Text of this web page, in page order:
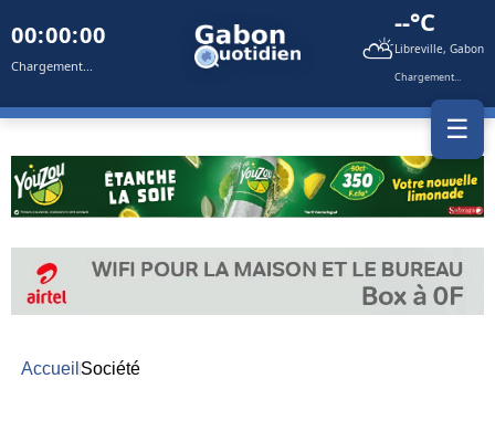
00:00:00
Chargement... ⛅
--°C
Libreville, Gabon
Chargement...
☰
Accueil Société